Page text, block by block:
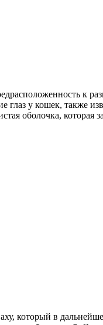
к
глаз у кошек, также
оболочка, которая
который в